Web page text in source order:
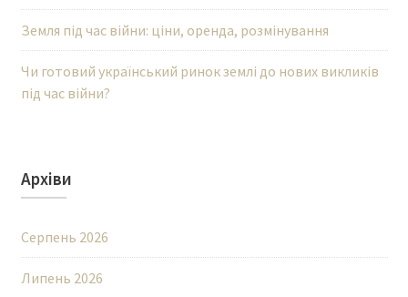
Земля під час війни: ціни, оренда, розмінування
Чи готовий український ринок землі до нових викликів
під час війни?
Архіви
Серпень 2026
Липень 2026